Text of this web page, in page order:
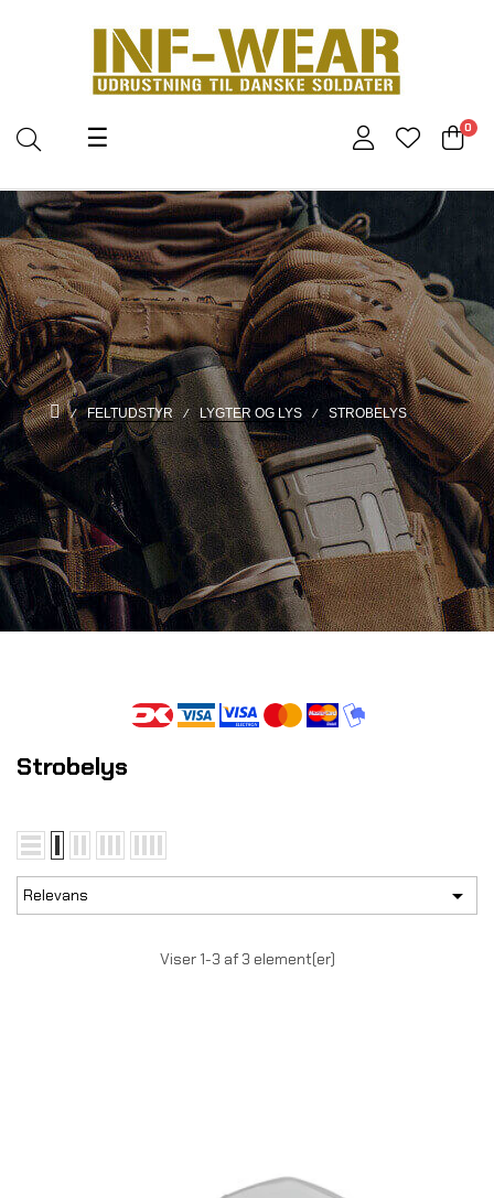
0
Toggle
☰
FELTUDSTYR LYGTER OG LYS STROBELYS
Strobelys
Relevans 
Viser 1-3 af 3 element(er)